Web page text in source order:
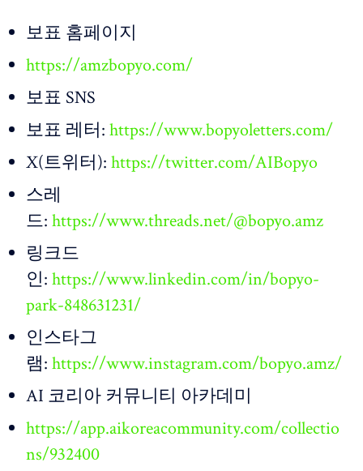
보표 홈페이지
https://amzbopyo.com/
보표 SNS
보표 레터: https://www.bopyoletters.com/
X(트위터): https://twitter.com/AIBopyo
스레
드: https://www.threads.net/@bopyo.amz
링크드
인: https://www.linkedin.com/in/bopyo-
park-848631231/
인스타그
램: https://www.instagram.com/bopyo.amz/
AI 코리아 커뮤니티 아카데미
https://app.aikoreacommunity.com/collectio
ns/932400